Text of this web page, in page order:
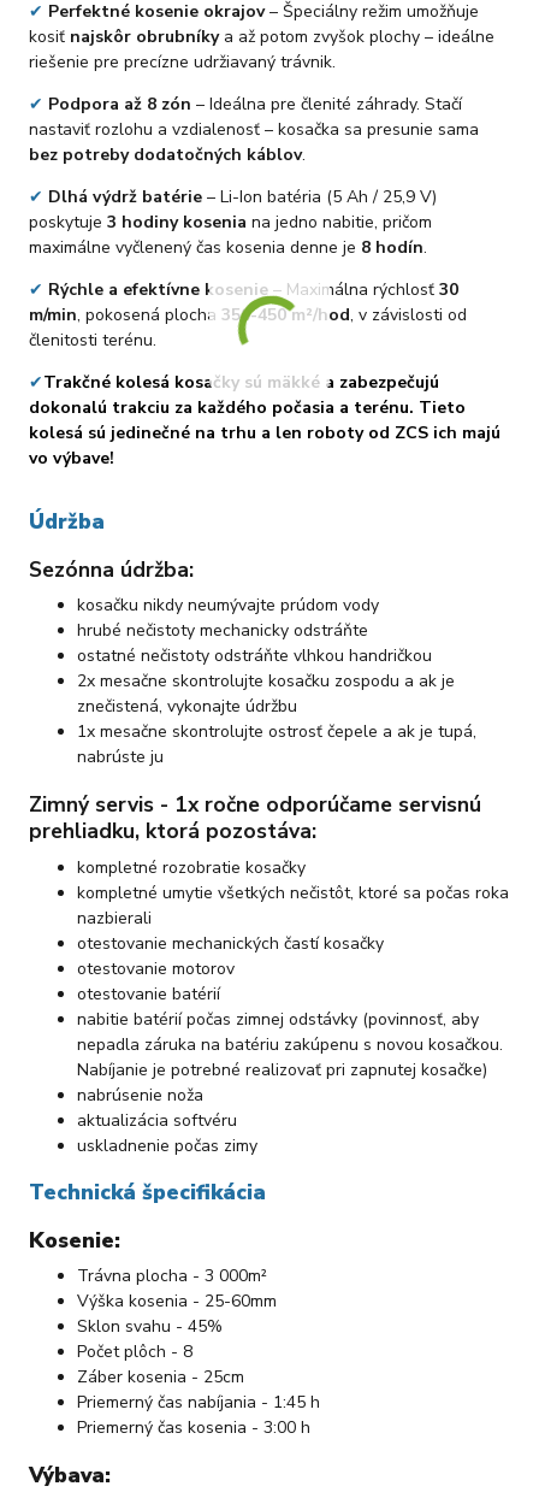
✔ Perfektné kosenie okrajov– Špeciálny režim umožňuje
kosiť najskôr obrubníkya až potom zvyšok plochy – ideálne
riešenie pre precízne udržiavaný trávnik.
✔ Podpora až 8 zón – Ideálna pre členité záhrady. Stačí
nastaviť rozlohu a vzdialenosť – kosačka sa presunie sama
bez potreby dodatočných káblov.
✔ Dlhá výdrž batérie– Li-Ion batéria (5 Ah / 25,9 V)
poskytuje 3 hodiny kosenia na jedno nabitie, pričom
maximálne vyčlenený čas kosenia denne je 8 hodín.
✔ Rýchle a efektívne kosenie– Maximálna rýchlosť 30
m/min, pokosená plocha 350-450 m²/hod, v závislosti od
členitosti terénu.
✔Trakčné kolesá kosačky sú mäkké a zabezpečujú
dokonalú trakciu za každého počasia a terénu. Tieto
kolesá sú jedinečné na trhu a len roboty od ZCS ich majú
vo výbave!
Údržba
Sezónna údržba:
kosačku nikdy neumývajte prúdom vody
hrubé nečistoty mechanicky odstráňte
ostatné nečistoty odstráňte vlhkou handričkou
2x mesačne skontrolujte kosačku zospodu a ak je
znečistená, vykonajte údržbu
1x mesačne skontrolujte ostrosť čepele a ak je tupá,
nabrúste ju
Zimný servis - 1x ročne odporúčame servisnú
prehliadku, ktorá pozostáva:
kompletné rozobratie kosačky
kompletné umytie všetkých nečistôt, ktoré sa počas roka
nazbierali
otestovanie mechanických častí kosačky
otestovanie motorov
otestovanie batérií
nabitie batérií počas zimnej odstávky (povinnosť, aby
nepadla záruka na batériu zakúpenu s novou kosačkou.
Nabíjanie je potrebné realizovať pri zapnutej kosačke)
nabrúsenie noža
aktualizácia softvéru
uskladnenie počas zimy
Technická špecifikácia
Kosenie:
Trávna plocha - 3 000m²
Výška kosenia - 25-60mm
Sklon svahu - 45%
Počet plôch - 8
Záber kosenia - 25cm
Priemerný čas nabíjania - 1:45 h
Priemerný čas kosenia - 3:00 h
Výbava: